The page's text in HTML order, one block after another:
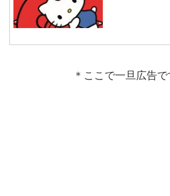
＊ここで一旦広告で